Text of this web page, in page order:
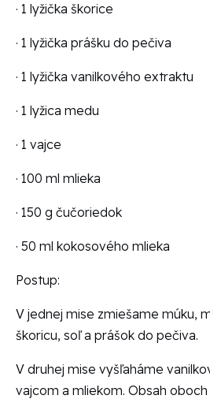
· 1 lyžička škorice
· 1 lyžička prášku do pečiva
· 1 lyžička vanilkového extraktu
· 1 lyžica medu
· 1 vajce
· 100 ml mlieka
· 150 g čučoriedok
· 50 ml kokosového mlieka
Postup:
V jednej mise zmiešame múku,
škoricu, soľ a prášok do pečiva.
V druhej mise vyšľaháme
vajcom a mliekom. Obsah